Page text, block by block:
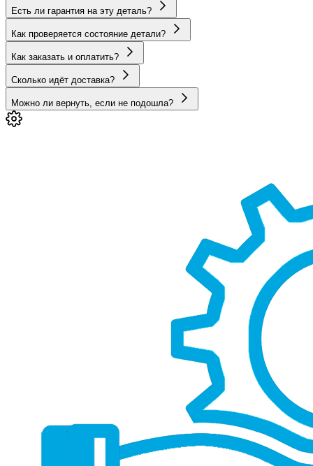
Есть ли гарантия на эту деталь?
Как проверяется состояние детали?
Как заказать и оплатить?
Сколько идёт доставка?
Можно ли вернуть, если не подошла?